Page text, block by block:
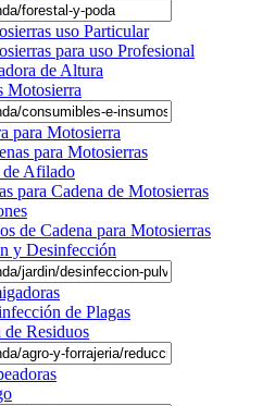
uso Particular
para uso Profesional
de Altura
Motosierra
para Motosierra
para Motosierras
Afilado
para Cadena de Motosierras
de Cadena para Motosierras
y Desinfección
de Plagas
Residuos